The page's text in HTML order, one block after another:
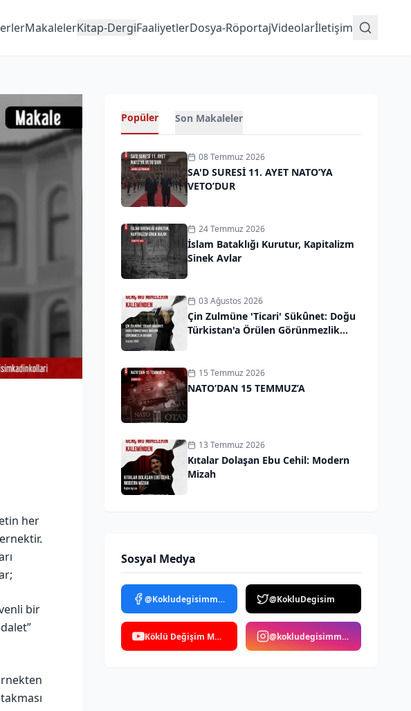
MakalelerKitap-DergiFaaliyetlerDosya-RöportajVideolarİletişim
her
bir
Popüler Son Makaleler
08 Temmuz 2026
SA'D SURESİ 11. AYET NATO’YA
VETO’DUR
24 Temmuz 2026
İslam Bataklığı Kurutur, Kapitalizm
Sinek Avlar
03 Ağustos 2026
Çin Zulmüne 'Ticari' Sükûnet: Doğu
Türkistan'a Örülen Görünmezlik
15 Temmuz 2026
NATO’DAN 15 TEMMUZ’A
13 Temmuz 2026
Kıtalar Dolaşan Ebu Cehil: Modern
Mizah
Sosyal Medya
@Kokludegisimmedya @KokluDegisim
Köklü Değişim Medya @kokludegisimmedya